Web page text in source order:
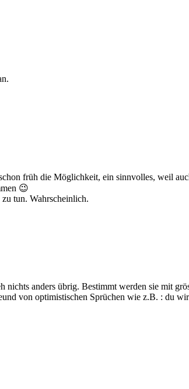
früh die Möglichkeit, ein sinnvolles, weil
😉
tun. Wahrscheinlich.
anders übrig. Bestimmt werden sie mit
von optimistischen Sprüchen wie z.B. : du